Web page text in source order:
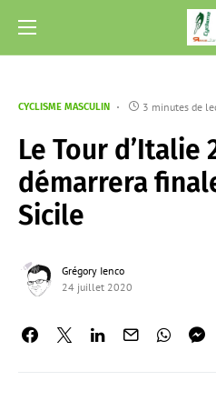
CYCLISME MASCULIN 3 minutes de
Le Tour d’Italie
démarrera
Sicile
Grégory Ienco
24 juillet 2020